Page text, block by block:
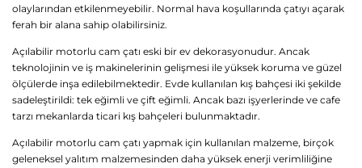
olaylarından etkilenmeyebilir. Normal hava koşullarında çatıyı açarak
ferah bir alana sahip olabilirsiniz.
Açılabilir motorlu cam çatı eski bir ev dekorasyonudur. Ancak
teknolojinin ve iş makinelerinin gelişmesi ile yüksek koruma ve güzel
ölçülerde inşa edilebilmektedir. Evde kullanılan kış bahçesi iki şekilde
sadeleştirildi: tek eğimli ve çift eğimli. Ancak bazı işyerlerinde ve cafe
tarzı mekanlarda ticari kış bahçeleri bulunmaktadır.
Açılabilir motorlu cam çatı yapmak için kullanılan malzeme, birçok
geleneksel yalıtım malzemesinden daha yüksek enerji verimliliğine